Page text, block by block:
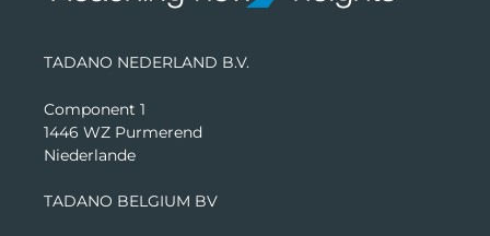
TADANO NEDERLAND B.V.
Component 1
1446 WZ Purmerend
Niederlande
TADANO BELGIUM BV